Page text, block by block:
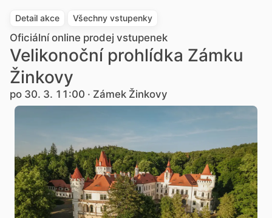
Detail akce Všechny vstupenky
Oficiální online prodej vstupenek
Velikonoční prohlídka Zámku
Žinkovy
po 30. 3. 11:00 · Zámek Žinkovy